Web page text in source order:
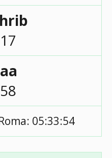
05:33:54